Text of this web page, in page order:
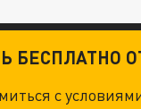
БЕСПЛАТНО
с